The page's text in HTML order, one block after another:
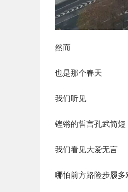
然而
也是那个春天
我们听见
铿锵的誓言孔武简短
我们看见大爱无言
哪怕前方路险步履多